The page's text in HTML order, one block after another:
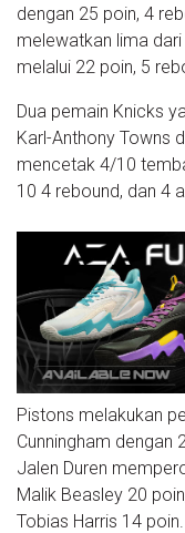
dengan 25 poin, 4
melewatkan lima
melalui 22 poin, 5
Dua pemain Knicks
Karl-Anthony Towns
mencetak 4/10
10 4 rebound, dan 4
Pistons melakukan
Cunningham dengan
Jalen Duren
Malik Beasley 20
Tobias Harris 14 poin.